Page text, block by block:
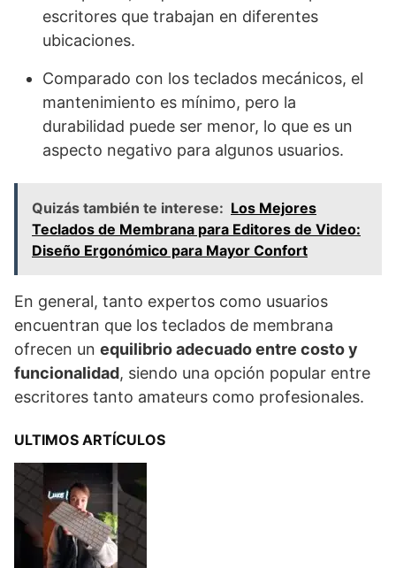
escritores que trabajan en diferentes
ubicaciones.
Comparado con los teclados mecánicos, el
mantenimiento es mínimo, pero la
durabilidad puede ser menor, lo que es un
aspecto negativo para algunos usuarios.
Quizás también te interese: Los Mejores
Teclados de Membrana para Editores de Video:
Diseño Ergonómico para Mayor Confort
En general, tanto expertos como usuarios
encuentran que los teclados de membrana
ofrecen un equilibrio adecuado entre costo y
funcionalidad, siendo una opción popular entre
escritores tanto amateurs como profesionales.
ULTIMOS ARTÍCULOS